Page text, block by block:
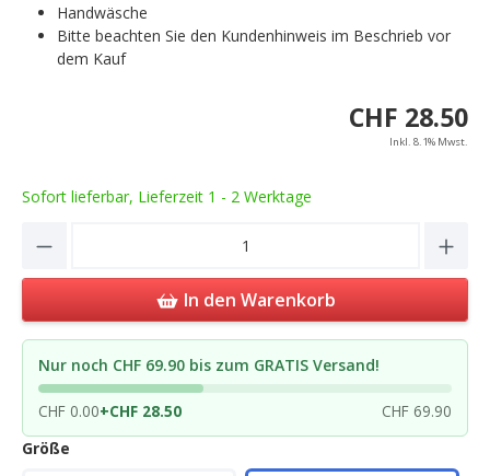
Handwäsche
Bitte beachten Sie den Kundenhinweis im Beschrieb vor
dem Kauf
CHF 28.50
Inkl. 8.1% Mwst.
Sofort lieferbar, Lieferzeit 1 - 2 Werktage
Product Quantity: Enter the desired
In den Warenkorb
Nur noch CHF 69.90 bis zum GRATIS Versand!
CHF 0.00+CHF 28.50
CHF 69.90
Größe